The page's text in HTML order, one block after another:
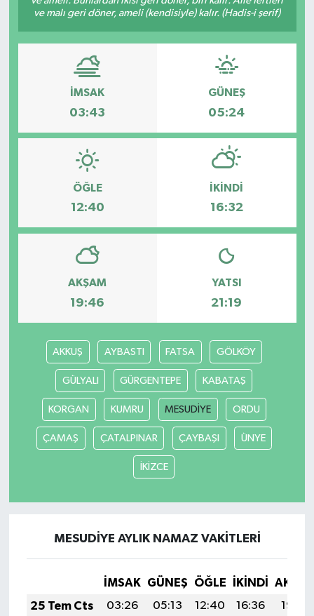
ve malı geri döner, ameli (kendisiyle) kalır. (Hadis-i şerif)
İMSAK
03:43
GÜNEŞ
05:24
ÖĞLE
12:40
İKINDI
16:32
AKŞAM
19:46
YATSI
21:19
AKKUŞ AYBASTI FATSA GÖLKÖY
GÜLYALI GÜRGENTEPE KABATAŞ
KORGAN KUMRU MESUDİYE ORDU
ÇAMAŞ ÇATALPINAR ÇAYBAŞI ÜNYE
İKİZCE
MESUDİYE AYLIK NAMAZ VAKITLERI
İMSAK GÜNEŞ ÖĞLE İKINDI
25 Tem Cts
03:26 05:13 12:40 16:36
19:58